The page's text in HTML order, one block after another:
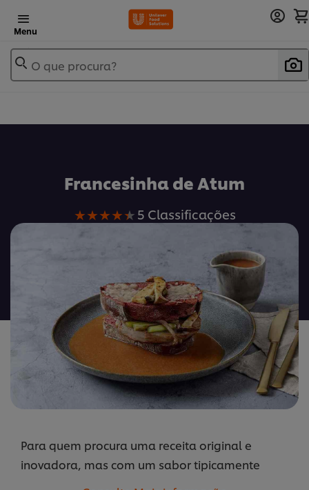
Menu
O que procura?
Francesinha de Atum
A
classificação
média
deste
Francesinha
de
Atum
é
4.4
de
5
de
classificações.
5 Classificações
Para quem procura uma receita original e
inovadora, mas com um sabor tipicamente